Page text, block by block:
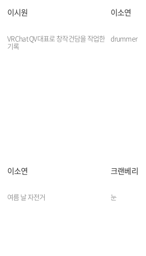
이시원
VRChat QV대표로 창작건담을 작업한
기록
이소연
drummer
이소연
여름 날 자전거
크랜베리
눈